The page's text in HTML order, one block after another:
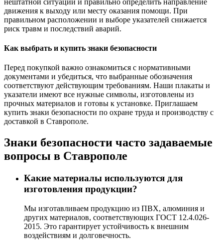
движения к выходу или месту оказания помощи. При
правильном расположении и выборе указателей снижается
риск травм и последствий аварий.
Как выбрать и купить знаки безопасности
Перед покупкой важно ознакомиться с нормативными
документами и убедиться, что выбранные обозначения
соответствуют действующим требованиям. Наши плакаты и
указатели имеют все нужные символы, изготовлены из
прочных материалов и готовы к установке. Приглашаем
купить знаки безопасности по охране труда и производству с
доставкой в Ставрополе.
Знаки безопасности часто задаваемые
вопросы в Ставрополе
Какие материалы используются для
изготовления продукции?
Мы изготавливаем продукцию из ПВХ, алюминия и
других материалов, соответствующих ГОСТ 12.4.026-
2015. Это гарантирует устойчивость к внешним
воздействиям и долговечность.